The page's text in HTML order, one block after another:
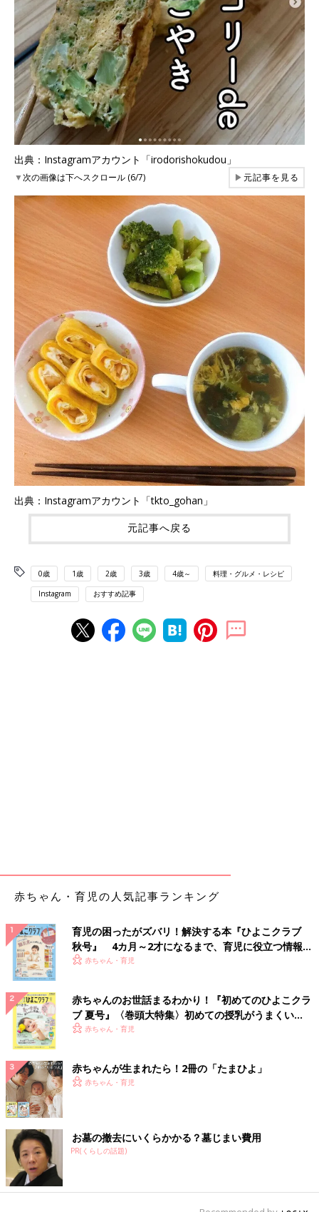
出典：Instagramアカウント「irodorishokudou」
▼次の画像は下へスクロール (6/7) ▶元記事を見る
出典：Instagramアカウント「tkto_gohan」
元記事へ戻る
0歳 1歳 2歳 3歳 4歳～ 料理・グルメ・レシピ
Instagram おすすめ記事
赤ちゃん・育児の人気記事ランキング
育児の困ったがズバリ！解決する本『ひよこクラブ
秋号』 4カ月～2才になるまで、育児に役立つ情報が
いっぱい！
赤ちゃん・育児
赤ちゃんのお世話まるわかり！『初めてのひよこクラ
ブ 夏号』〈巻頭大特集〉初めての授乳がうまくい
く！ おっぱい・ミルクの基本と夏のトラブル 解決テ
赤ちゃん・育児
赤ちゃんが生まれたら！2冊の「たまひよ」
赤ちゃん・育児
お墓の撤去にいくらかかる？墓じまい費用
PR(くらしの話題)